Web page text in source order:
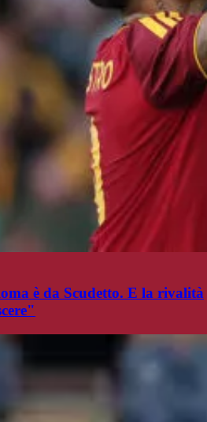
è da Scudetto. E la rivalità